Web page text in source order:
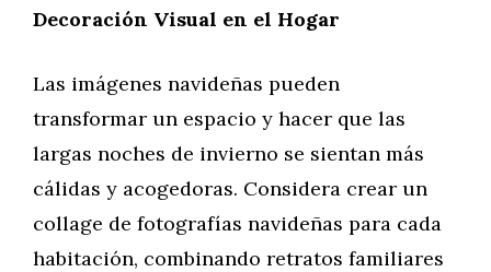
Decoración Visual en el Hogar
Las imágenes navideñas pueden
transformar un espacio y hacer que las
largas noches de invierno se sientan más
cálidas y acogedoras. Considera crear un
collage de fotografías navideñas para cada
habitación, combinando retratos familiares